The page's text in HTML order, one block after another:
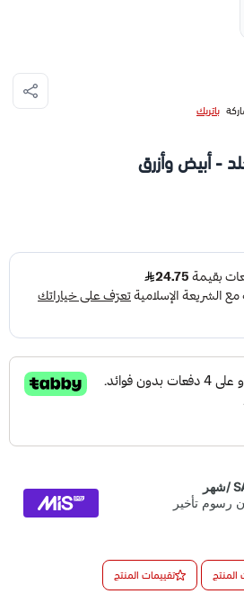
باتريك
- أبيض وأزرق
تقييمات المنتج